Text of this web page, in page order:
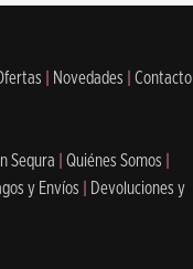
Novedades
Contacto
Sequra Quiénes Somos
y Envíos
Devoluciones y